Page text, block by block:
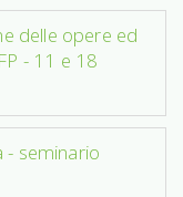
delle opere ed
- 11 e 18
- seminario